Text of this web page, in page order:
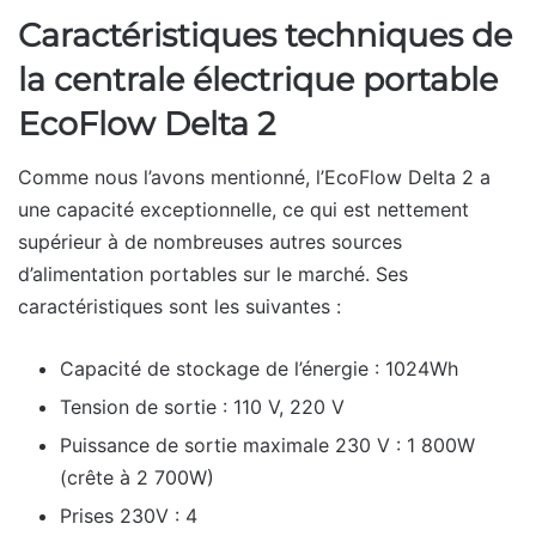
Caractéristiques techniques de
la centrale électrique portable
EcoFlow Delta 2
Comme nous l’avons mentionné, l’EcoFlow Delta 2 a
une capacité exceptionnelle, ce qui est nettement
supérieur à de nombreuses autres sources
d’alimentation portables sur le marché. Ses
caractéristiques sont les suivantes :
Capacité de stockage de l’énergie : 1024Wh
Tension de sortie : 110 V, 220 V
Puissance de sortie maximale 230 V : 1 800W
(crête à 2 700W)
Prises 230V : 4